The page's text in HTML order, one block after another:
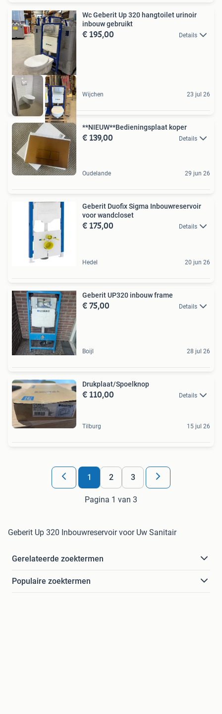
Wc Geberit Up 320 hangtoilet urinoir
inbouw gebruikt
€ 195,00 Details
Wijchen 23 jul 26
**NIEUW**Bedieningsplaat koper
€ 139,00 Details
Oudelande 29 jun 26
Geberit Duofix Sigma Inbouwreservoir
voor wandcloset
€ 175,00 Details
Hedel 20 jun 26
Geberit UP320 inbouw frame
€ 75,00 Details
Boijl 28 jul 26
Drukplaat/Spoelknop
€ 110,00 Details
Tilburg 15 jul 26
1 2 3
Pagina 1 van 3
Geberit Up 320 Inbouwreservoir voor Uw Sanitair
Gerelateerde zoektermen
Populaire zoektermen